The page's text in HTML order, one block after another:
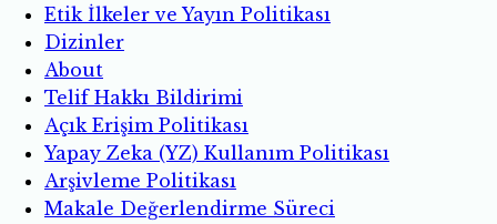
Etik İlkeler ve Yayın Politikası
Dizinler
About
Telif Hakkı Bildirimi
Açık Erişim Politikası
Yapay Zeka (YZ) Kullanım Politikası
Arşivleme Politikası
Makale Değerlendirme Süreci